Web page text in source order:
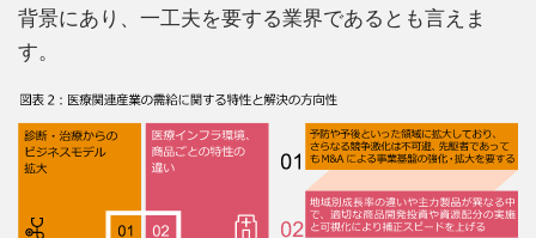
背景にあり、一工夫を要する業界であるとも言えま
す。